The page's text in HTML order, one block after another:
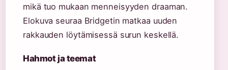
mikä tuo mukaan menneisyyden draaman.
Elokuva seuraa Bridgetin matkaa uuden
rakkauden löytämisessä surun keskellä.
Hahmot ja teemat